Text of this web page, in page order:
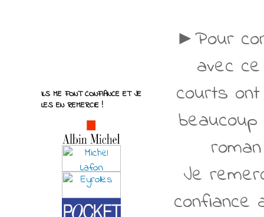
►Pour
avec
courts
Je
confiance
ILS ME FONT CONFIANCE ET JE
LES EN REMERCIE !